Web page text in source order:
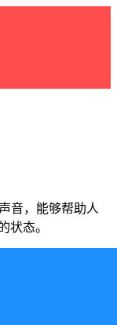
音，能够帮助人
状态。